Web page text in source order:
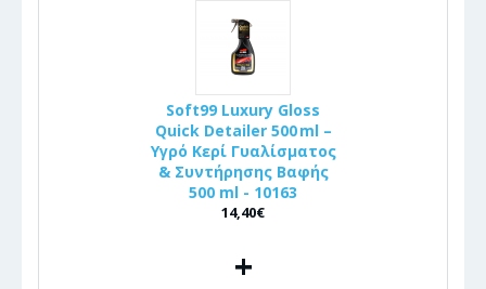
Soft99 Luxury Gloss
Quick Detailer 500 ml –
Υγρό Κερί Γυαλίσματος
& Συντήρησης Βαφής
500 ml - 10163
14,40€
+